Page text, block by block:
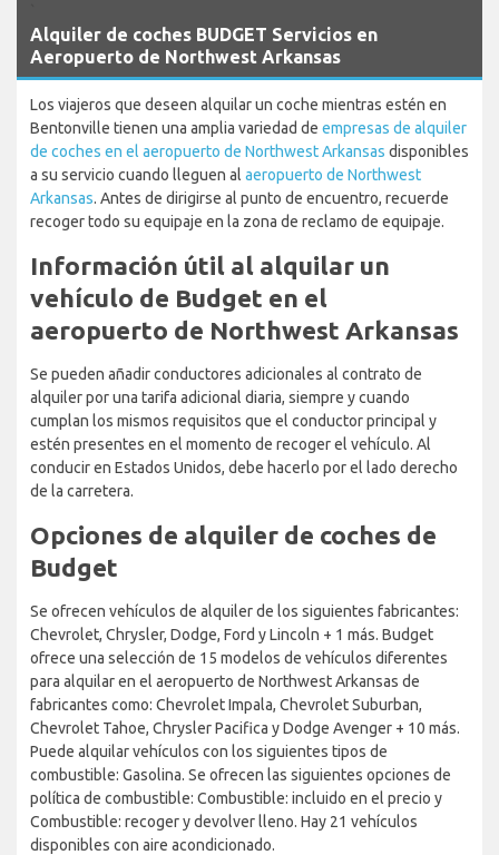
Alquiler de coches BUDGET Servicios en
Aeropuerto de Northwest Arkansas
Los viajeros que deseen alquilar un coche mientras estén en
Bentonville tienen una amplia variedad de empresas de alquiler
de coches en el aeropuerto de Northwest Arkansas disponibles
a su servicio cuando lleguen al aeropuerto de Northwest
Arkansas. Antes de dirigirse al punto de encuentro, recuerde
recoger todo su equipaje en la zona de reclamo de equipaje.
Información útil al alquilar un
vehículo de Budget en el
aeropuerto de Northwest Arkansas
Se pueden añadir conductores adicionales al contrato de
alquiler por una tarifa adicional diaria, siempre y cuando
cumplan los mismos requisitos que el conductor principal y
estén presentes en el momento de recoger el vehículo. Al
conducir en Estados Unidos, debe hacerlo por el lado derecho
de la carretera.
Opciones de alquiler de coches de
Budget
Se ofrecen vehículos de alquiler de los siguientes fabricantes:
Chevrolet, Chrysler, Dodge, Ford y Lincoln + 1 más. Budget
ofrece una selección de 15 modelos de vehículos diferentes
para alquilar en el aeropuerto de Northwest Arkansas de
fabricantes como: Chevrolet Impala, Chevrolet Suburban,
Chevrolet Tahoe, Chrysler Pacifica y Dodge Avenger + 10 más.
Puede alquilar vehículos con los siguientes tipos de
combustible: Gasolina. Se ofrecen las siguientes opciones de
política de combustible: Combustible: incluido en el precio y
Combustible: recoger y devolver lleno. Hay 21 vehículos
disponibles con aire acondicionado.